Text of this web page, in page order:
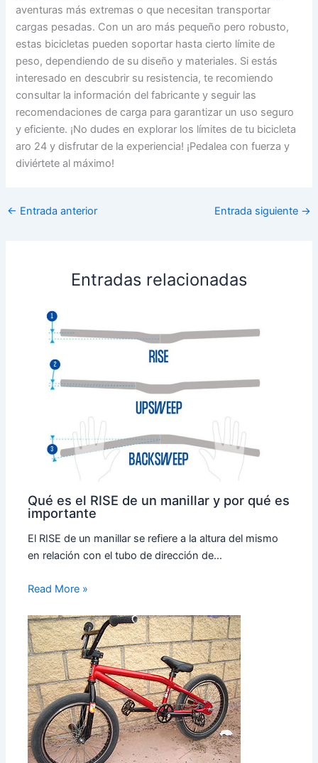
aventuras más extremas o que necesitan transportar
cargas pesadas. Con un aro más pequeño pero robusto,
estas bicicletas pueden soportar hasta cierto límite de
peso, dependiendo de su diseño y materiales. Si estás
interesado en descubrir su resistencia, te recomiendo
consultar la información del fabricante y seguir las
recomendaciones de carga para garantizar un uso seguro
y eficiente. ¡No dudes en explorar los límites de tu bicicleta
aro 24 y disfrutar de la experiencia! ¡Pedalea con fuerza y
diviértete al máximo!
← Entrada anterior Entrada siguiente →
Entradas relacionadas
Qué es el RISE de un manillar y por qué es
importante
El RISE de un manillar se refiere a la altura del mismo
en relación con el tubo de dirección de…
Read More »